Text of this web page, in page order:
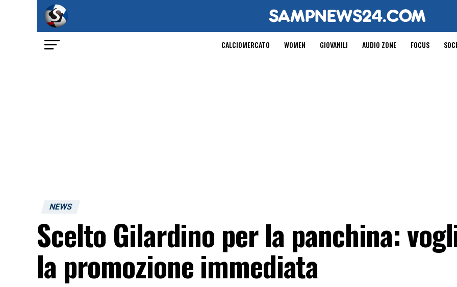
CALCIOMERCATO WOMEN GIOVANILI AUDIO ZONE FOCUS
NEWS
Scelto Gilardino per la panchina:
la promozione immediata